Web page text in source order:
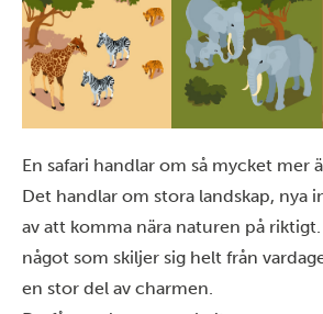
En safari handlar om så mycket mer
Det handlar om stora landskap, nya
av att komma nära naturen på
något som skiljer sig helt från
en stor del av charmen.